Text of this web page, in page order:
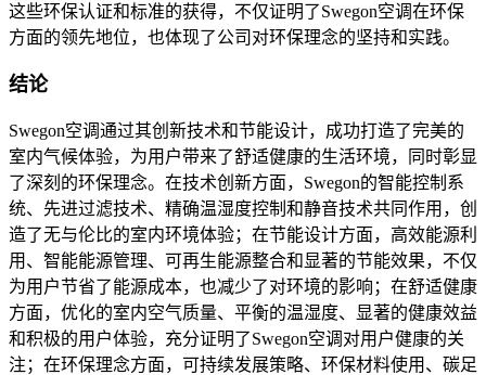
这些环保认证和标准的获得，不仅证明了Swegon空调在环保
方面的领先地位，也体现了公司对环保理念的坚持和实践。
结论
Swegon空调通过其创新技术和节能设计，成功打造了完美的
室内气候体验，为用户带来了舒适健康的生活环境，同时彰显
了深刻的环保理念。在技术创新方面，Swegon的智能控制系
统、先进过滤技术、精确温湿度控制和静音技术共同作用，创
造了无与伦比的室内环境体验；在节能设计方面，高效能源利
用、智能能源管理、可再生能源整合和显著的节能效果，不仅
为用户节省了能源成本，也减少了对环境的影响；在舒适健康
方面，优化的室内空气质量、平衡的温湿度、显著的健康效益
和积极的用户体验，充分证明了Swegon空调对用户健康的关
注；在环保理念方面，可持续发展策略、环保材料使用、碳足